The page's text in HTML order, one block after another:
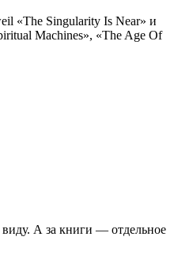
«The Singularity Is Near» и
Machines», «The Age Of
А за книги — отдельное